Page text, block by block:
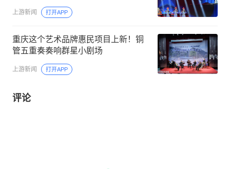
上游新闻 打开APP
重庆这个艺术品牌惠民项目上新！铜
管五重奏奏响群星小剧场
上游新闻 打开APP
评论